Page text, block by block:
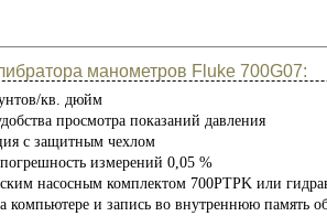
манометров Fluke 700G07:
кв. дюйм
просмотра показаний давления
с защитным чехлом
измерений 0,05 %
насосным комплектом 700PTPK или
компьютере и запись во внутреннюю память